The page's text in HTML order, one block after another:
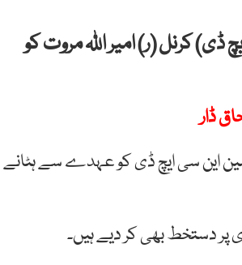
کرنل (ر) امیر اللہ مروت کو
این سی ایچ ڈی کو عہدے سے ہٹانے
پر دستخط بھی کر دیے ہیں۔